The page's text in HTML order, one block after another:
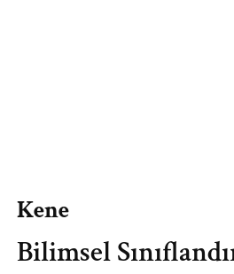
Kene
Bilimsel